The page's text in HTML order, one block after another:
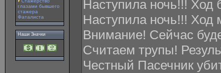
глазами бывшего
стажера
Фаталиста
Наши Значки
Наступила ночь!!! Ход
Наступила ночь!!!
Внимание! Сейчас
Считаем трупы!
Честный Пасечник